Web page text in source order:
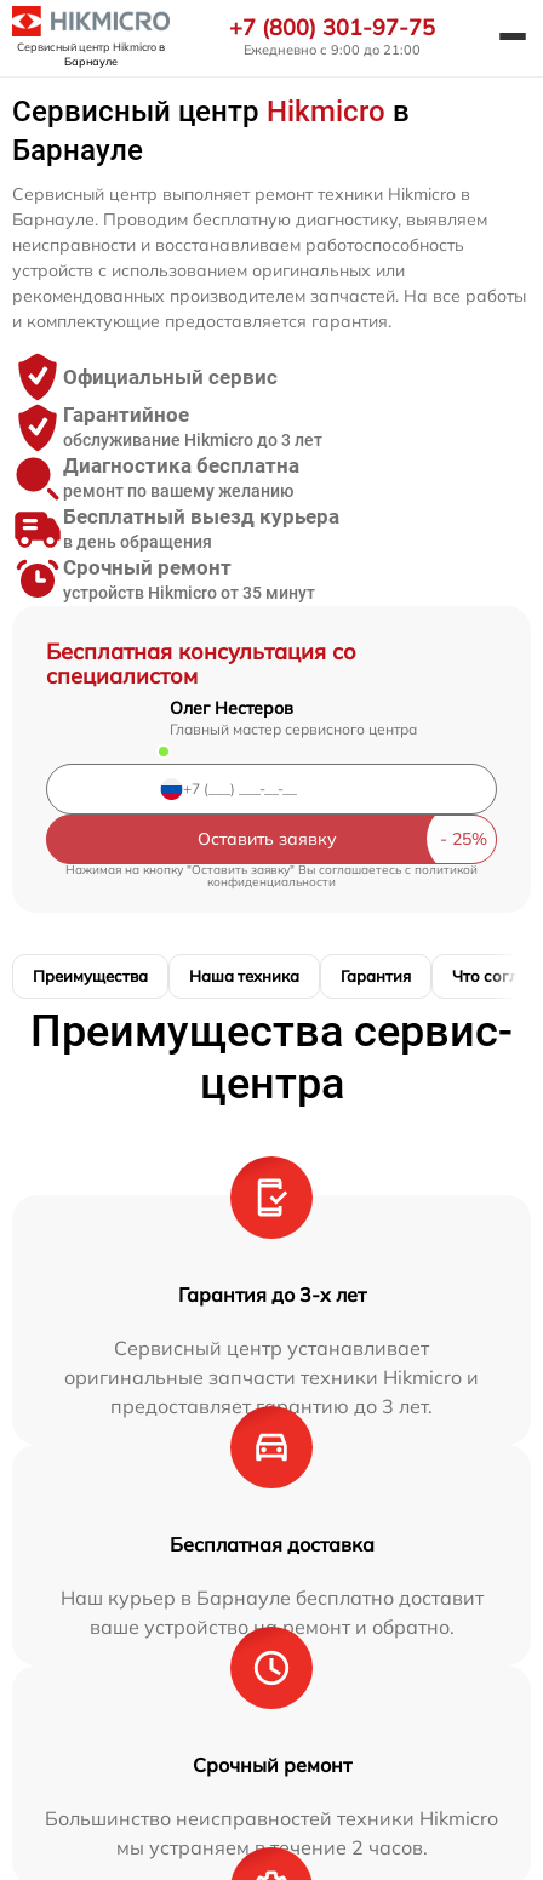
Сервисный центр Hikmicroв
Барнауле
+7 (800) 301-97-75
Ежедневно с 9:00 до 21:00
Сервисный центр Hikmicro в
Барнауле
Бесплатная консультация со
специалистом
Олег Нестеров
Главный мастер сервисного центра
Оставить заявку
Нажимая на кнопку "Оставить заявку" Вы соглашаетесь cполитикой
конфиденциальности
Сервисный центр выполняет ремонт техники Hikmicro в
Барнауле. Проводим бесплатную диагностику, выявляем
неисправности и восстанавливаем работоспособность
устройств с использованием оригинальных или
рекомендованных производителем запчастей. На все работы
и комплектующие предоставляется гарантия.
Официальный сервис
Гарантийное
обслуживание Hikmicro до 3 лет
Диагностика бесплатна
ремонт по вашему желанию
Бесплатный выезд курьера
в день обращения
Срочный ремонт
устройств Hikmicro от 35 минут
Преимущества Наша техника Гарантия Что
Преимущества сервис-
центра
Гарантия до 3-х лет
Сервисный центр устанавливает
оригинальные запчасти техники Hikmicro и
предоставляет гарантию до 3 лет.
Бесплатная доставка
Наш курьер в Барнауле бесплатно доставит
ваше устройство на ремонт и обратно.
Срочный ремонт
Большинство неисправностей техники Hikmicro
мы устраняем в течение 2 часов.